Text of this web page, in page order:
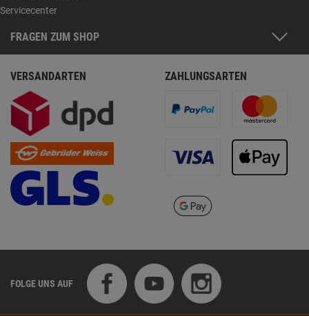
Servicecenter
FRAGEN ZUM SHOP
VERSANDARTEN ZAHLUNGSARTEN
FOLGE UNS AUF